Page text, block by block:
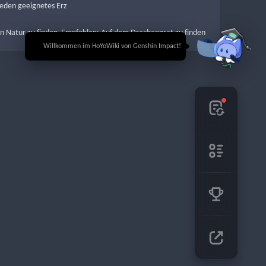
🎉 Willkommen im HoYoWiki von Genshin Impact!
geeignetes Erz
Natur zu finden  Empfohlen: Auf dem Drachengrat zu finden